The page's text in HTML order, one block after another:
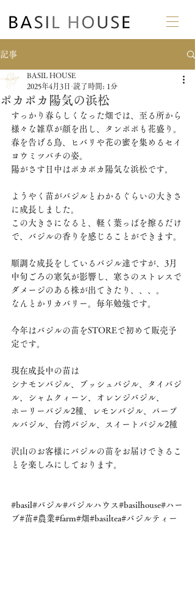
記事
ポカポカ陽気の浜松
BASIL HOUSE
2025年4月3日 読了時間: 1分
すっかり春らしくなった畑では、至る所から
様々な雑草が顔を出し、タンポポも花盛り。
春を告げる鳥、ヒバリや花の蜜を集めるセイ
ヨウミツバチの姿。
陽がさす日中はポカポカ陽気な浜松です。
ようやく苗がバジルとわかるぐらいの大きさ
に成長しました。
この大きさになると、軽く葉っぱを擦るだけ
で、バジルの香りを感じることができます。
順調な成長をしているバジル達ですが、3月
中旬ごろの寒気が影響し、寒さのストレスで
ダメージのある株が出てきたり、、、。
なんとかリカバリー。毎年勉強です。
今年はバジルの苗をSTOREで初めて販売予
定です。
現在成長中の苗は
シナモンバジル、ブッシュバジル、タイバジ
ル、シャムクィーン、オレンジバジル、
ホーリーバジル2種、レモンバジル、パープ
ルバジル、台湾バジル、スイートバジル2種
沢山のお客様にバジルの苗をお届けできるこ
とを楽しみにしております。
#basil#バジル#バジルハウス#basilhouse#ハー
ブ#苗#農業#farm#畑#basiltea#バジルティー